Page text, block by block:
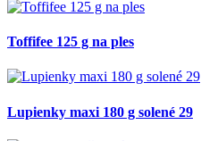
Toffifee 125 g na ples
Lupienky maxi 180 g solené 29